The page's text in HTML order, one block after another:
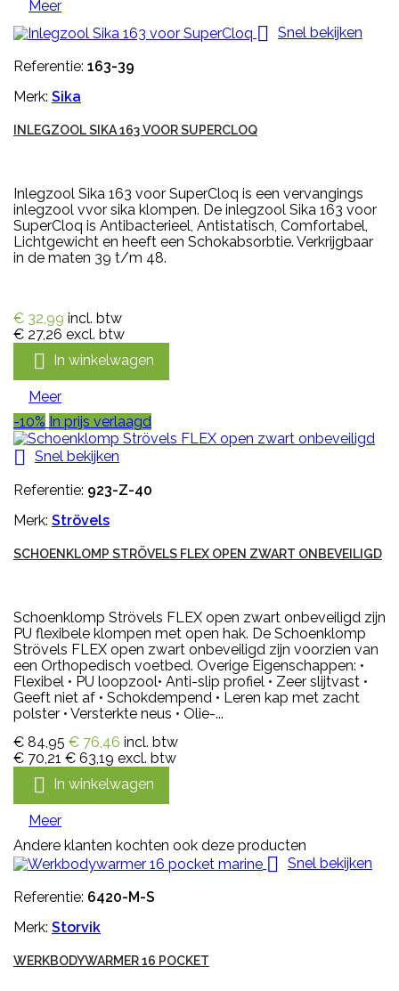
Meer
 Snel bekijken
Referentie: 163-39
Merk: Sika
INLEGZOOL SIKA 163 VOOR SUPERCLOQ
Inlegzool Sika 163 voor SuperCloq is een vervangings
inlegzool vvor sika klompen. De inlegzool Sika 163 voor
SuperCloq is Antibacterieel, Antistatisch, Comfortabel,
Lichtgewicht en heeft een Schokabsorbtie. Verkrijgbaar
in de maten 39 t/m 48.
€ 32,99 incl. btw
€ 27,26 excl. btw
 In winkelwagen
Meer
-10% In prijs verlaagd
 Snel bekijken
Referentie: 923-Z-40
Merk: Strövels
SCHOENKLOMP STRÖVELS FLEX OPEN ZWART ONBEVEILIGD
Schoenklomp Strövels FLEX open zwart onbeveiligd zijn
PU flexibele klompen met open hak. De Schoenklomp
Strövels FLEX open zwart onbeveiligd zijn voorzien van
een Orthopedisch voetbed. Overige Eigenschappen: •
Flexibel • PU loopzool• Anti-slip profiel • Zeer slijtvast •
Geeft niet af • Schokdempend • Leren kap met zacht
polster • Versterkte neus • Olie-...
€ 84,95 € 76,46 incl. btw
€ 70,21 € 63,19 excl. btw
 In winkelwagen
Meer
Andere klanten kochten ook deze producten
 Snel bekijken
Referentie: 6420-M-S
Merk: Storvik
WERKBODYWARMER 16 POCKET